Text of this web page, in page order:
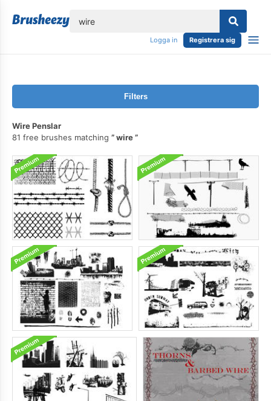
Logga in Registrera sig
Filters
Wire Penslar
81 free brushes matching
wire